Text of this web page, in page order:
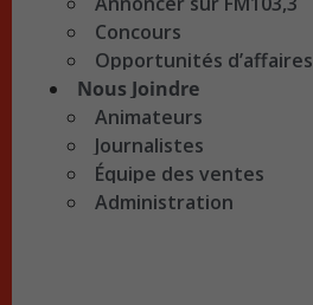
Concours
Opportunités d’affaires
Nous Joindre
Animateurs
Journalistes
Équipe des ventes
Administration